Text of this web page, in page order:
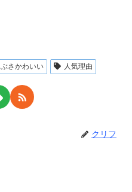
ぶさかわいい 人気理由
クリフ